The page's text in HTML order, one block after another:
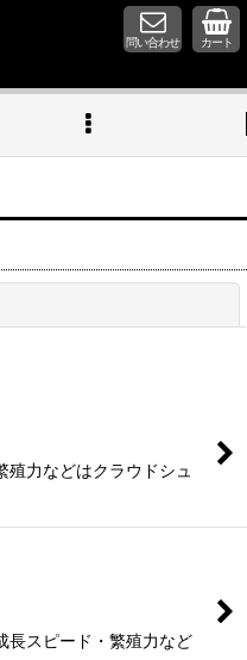
問い合わせ カート
力などはクラウドシュ
スピード・繁殖力など